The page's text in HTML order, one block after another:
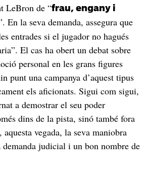
LeBron de “frau, engany i
En la seva demanda, assegura que
entrades si el jugador no hagués
El cas ha obert un debat sobre
personal en les grans figures
punt una campanya d’aquest tipus
els aficionats. Sigui com sigui,
a demostrar el seu poder
dins de la pista, sinó també fora
vegada, la seva maniobra
demanda judicial i un bon nombre de